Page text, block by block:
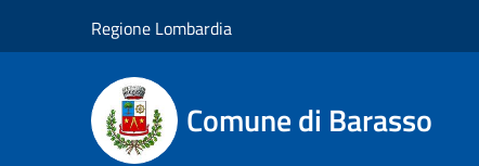
Regione Lombardia
Comune di Barasso